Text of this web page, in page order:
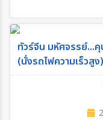
ทัวร์จีน มหัศจรรย์...
(นั่งรถไฟความเร็วสู